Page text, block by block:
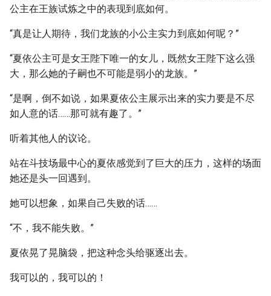
公主在王族试炼之中的表现到底如何。
“真是让人期待，我们龙族的小公主实力到底如何呢？”
“夏依公主可是女王陛下唯一的女儿，既然女王陛下这么强
大，那么她的子嗣也不可能是弱小的龙族。”
“是啊，倒不如说，如果夏依公主展示出来的实力要是不尽
如人意的话……那可就有趣了。”
听着其他人的议论。
站在斗技场最中心的夏依感觉到了巨大的压力，这样的场面
她还是头一回遇到。
她可以想象，如果自己失败的话……
“不，我不能失败。”
夏依晃了晃脑袋，把这种念头给驱逐出去。
我可以的，我可以的！